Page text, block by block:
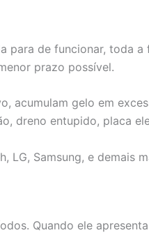
de funcionar, toda
prazo possível.
acumulam gelo em
dreno entupido, placa
LG, Samsung, e demais
Quando ele